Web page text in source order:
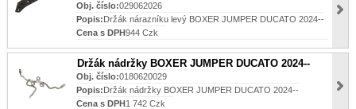
Obj. číslo:029062026
Popis:Držák nárazníku levý BOXER JUMPER DUCATO 2024--
Cena s DPH944 Czk
Držák nádržky BOXER JUMPER DUCATO 2024--
Obj. číslo:0180620029
Popis:Držák nádržky BOXER JUMPER DUCATO 2024--
Cena s DPH1 742 Czk